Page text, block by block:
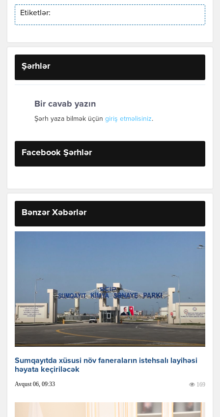
Etiketlər:
Şərhlər
Bir cavab yazın
Şərh yaza bilmək üçün giriş etməlisiniz.
Facebook Şərhlər
Bənzər Xəbərlər
Sumqayıtda xüsusi növ faneraların istehsalı layihəsi
həyata keçiriləcək
Avqust 06, 09:33 169